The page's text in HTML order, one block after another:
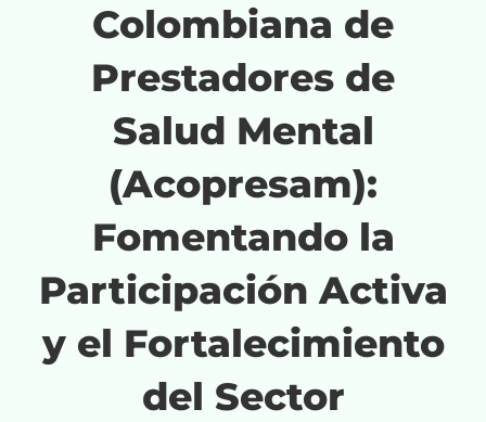
Colombiana de
Prestadores de
Salud Mental
(Acopresam):
Fomentando la
Participación Activa
y el Fortalecimiento
del Sector